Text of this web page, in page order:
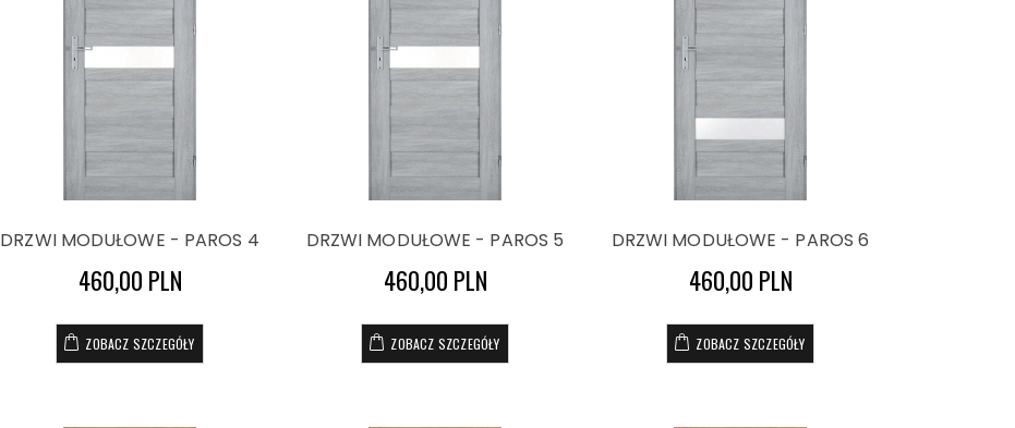
DRZWI MODUŁOWE - PAROS 4
460,00 PLN
ZOBACZ SZCZEGÓŁY
DRZWI MODUŁOWE - PAROS 5
460,00 PLN
ZOBACZ SZCZEGÓŁY
DRZWI MODUŁOWE - PAROS 6
460,00 PLN
ZOBACZ SZCZEGÓŁY